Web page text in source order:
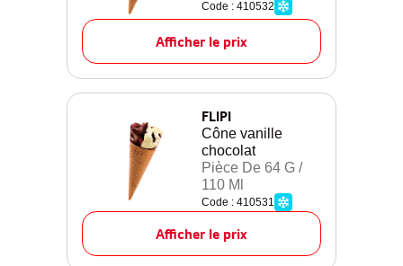
Code : 410532
Afficher le prix
FLIPI
Cône vanille
chocolat
Pièce De 64 G /
110 Ml
Code : 410531
Afficher le prix